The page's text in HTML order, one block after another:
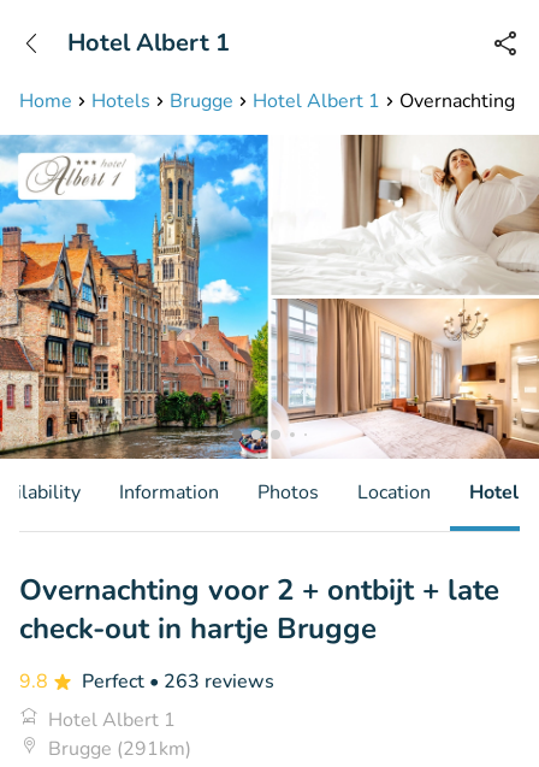
Available until 23:00
Home Hotels Brugge Hotel Albert 1 Overnachting
Hotel Albert 1
Information Photos Location Hotel
Overnachting voor 2 + ontbijt + late
check-out in hartje Brugge
9.8 Perfect • 263 reviews
Hotel Albert 1
Brugge (291km)